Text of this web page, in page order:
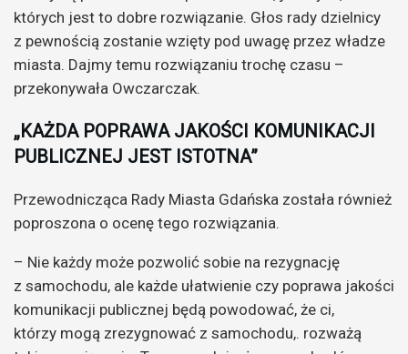
których jest to dobre rozwiązanie. Głos rady dzielnicy
z pewnością zostanie wzięty pod uwagę przez władze
miasta. Dajmy temu rozwiązaniu trochę czasu –
przekonywała Owczarczak.
„KAŻDA POPRAWA JAKOŚCI KOMUNIKACJI
PUBLICZNEJ JEST ISTOTNA”
Przewodnicząca Rady Miasta Gdańska została również
poproszona o ocenę tego rozwiązania.
– Nie każdy może pozwolić sobie na rezygnację
z samochodu, ale każde ułatwienie czy poprawa jakości
komunikacji publicznej będą powodować, że ci,
którzy mogą zrezygnować z samochodu,. rozważą